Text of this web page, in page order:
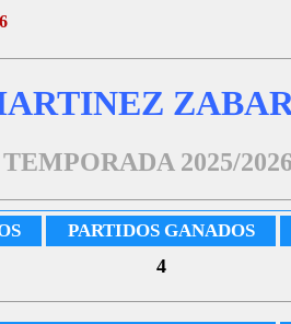
2025/
PARTIDOS GANADOS
4